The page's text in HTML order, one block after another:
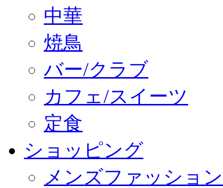
中華
焼鳥
バー/クラブ
カフェ/スイーツ
定食
ショッピング
メンズファッション